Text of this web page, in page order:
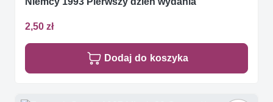
2,50 zł
Dodaj do koszyka